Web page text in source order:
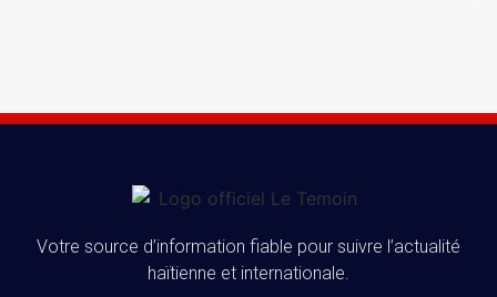
Votre source d’information fiable pour suivre l’actualité
haïtienne et internationale.